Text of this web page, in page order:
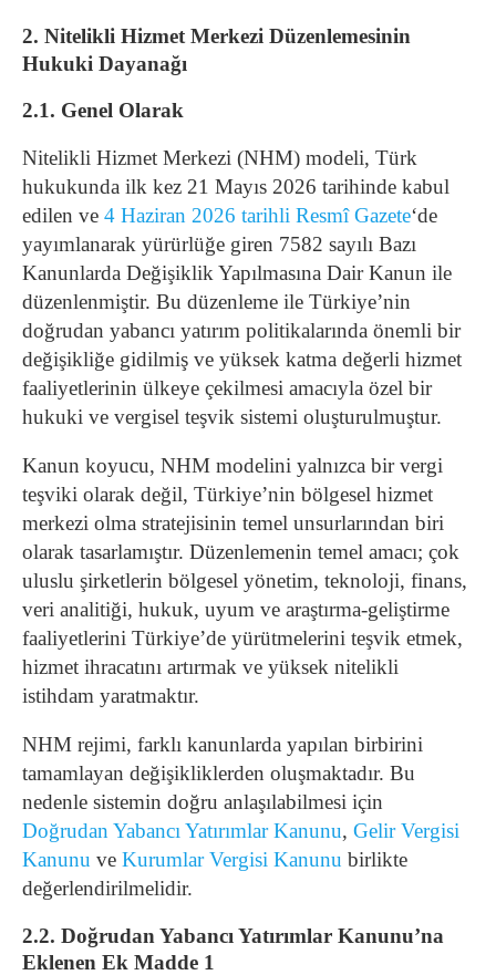
2. Nitelikli Hizmet Merkezi Düzenlemesinin
Hukuki Dayanağı
2.1. Genel Olarak
Nitelikli Hizmet Merkezi (NHM) modeli, Türk
hukukunda ilk kez 21 Mayıs 2026 tarihinde kabul
edilen ve 4 Haziran 2026 tarihli Resmî Gazete‘de
yayımlanarak yürürlüğe giren 7582 sayılı Bazı
Kanunlarda Değişiklik Yapılmasına Dair Kanun ile
düzenlenmiştir. Bu düzenleme ile Türkiye’nin
doğrudan yabancı yatırım politikalarında önemli bir
değişikliğe gidilmiş ve yüksek katma değerli hizmet
faaliyetlerinin ülkeye çekilmesi amacıyla özel bir
hukuki ve vergisel teşvik sistemi oluşturulmuştur.
Kanun koyucu, NHM modelini yalnızca bir vergi
teşviki olarak değil, Türkiye’nin bölgesel hizmet
merkezi olma stratejisinin temel unsurlarından biri
olarak tasarlamıştır. Düzenlemenin temel amacı; çok
uluslu şirketlerin bölgesel yönetim, teknoloji, finans,
veri analitiği, hukuk, uyum ve araştırma-geliştirme
faaliyetlerini Türkiye’de yürütmelerini teşvik etmek,
hizmet ihracatını artırmak ve yüksek nitelikli
istihdam yaratmaktır.
NHM rejimi, farklı kanunlarda yapılan birbirini
tamamlayan değişikliklerden oluşmaktadır. Bu
nedenle sistemin doğru anlaşılabilmesi için
Doğrudan Yabancı Yatırımlar Kanunu, Gelir Vergisi
Kanunu ve Kurumlar Vergisi Kanunu birlikte
değerlendirilmelidir.
2.2. Doğrudan Yabancı Yatırımlar Kanunu’na
Eklenen Ek Madde 1